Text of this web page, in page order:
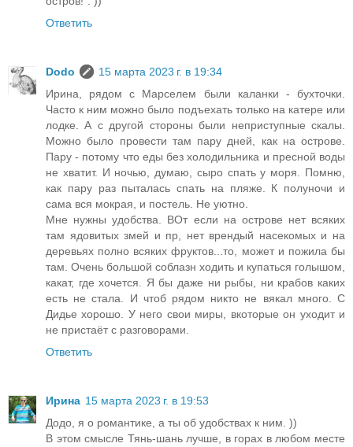
Ответить
Dodo
15 марта 2023 г. в 19:34
Ирина, рядом с Марселем были каланки - бухточки.
Часто к ним можно было подъехать только на катере или
лодке. А с другой стороны были неприступные скалы.
Можно было провести там пару дней, как на острове.
Пару - потому что еды без холодильника и пресной воды
не хватит. И ночью, думаю, сыро спать у моря. Помню,
как пару раз пыталась спать на пляже. К полуночи и
сама вся мокрая, и постель. Не уютно.
Мне нужны удобства. ВОт если на острове нет всяких
там ядовитых змей и пр, нет врендый насекомых и на
деревьях полно всяких фруктов...то, может и пожила бы
там. Очень большой соблазн ходить и купаться голышом,
какат, где хочется. Я бы даже ни рыбы, ни крабов каких
есть не стала. И чтоб рядом никто не вякал много. С
Дидье хорошо. У него свои миры, вкоторые он уходит и
не пристаёт с разговорами.
Ответить
Ирина 15 марта 2023 г. в 19:53
Додо, я о романтике, а ты об удобствах к ним. ))
В этом смысле Тянь-шань лучше, в горах в любом месте